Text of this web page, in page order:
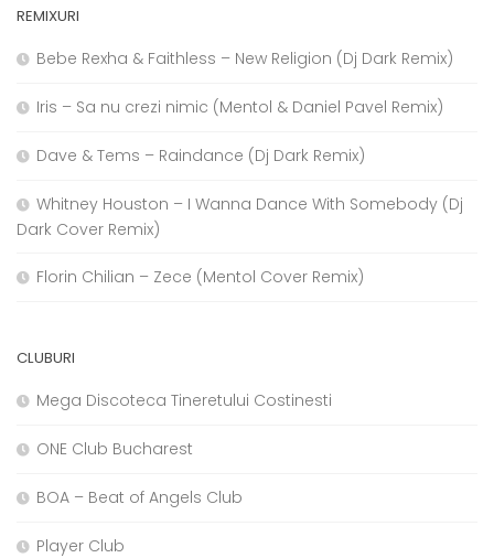
REMIXURI
Bebe Rexha & Faithless – New Religion (Dj Dark Remix)
Iris – Sa nu crezi nimic (Mentol & Daniel Pavel Remix)
Dave & Tems – Raindance (Dj Dark Remix)
Whitney Houston – I Wanna Dance With Somebody (Dj
Dark Cover Remix)
Florin Chilian – Zece (Mentol Cover Remix)
CLUBURI
Mega Discoteca Tineretului Costinesti
ONE Club Bucharest
BOA – Beat of Angels Club
Player Club